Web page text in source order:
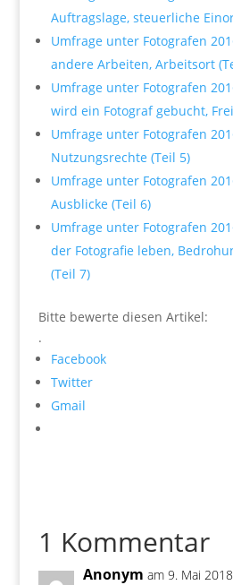
Auftragslage, steuerliche
Umfrage unter Fotografen
andere Arbeiten, Arbeitsort
Umfrage unter Fotografen
wird ein Fotograf gebucht,
Umfrage unter Fotografen
Nutzungsrechte (Teil 5)
Umfrage unter Fotografen
Ausblicke (Teil 6)
Umfrage unter Fotografen
der Fotografie leben,
(Teil 7)
Bitte bewerte diesen Artikel:
.
Facebook
Twitter
Gmail
1 Kommentar
Anonym am 9. Mai